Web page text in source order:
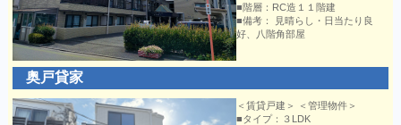
■階層：RC造１１階建
■備考： 見晴らし・日当たり良
好、八階角部屋
奥戸貸家
＜賃貸戸建＞ ＜管理物件＞
■タイプ：３LDK